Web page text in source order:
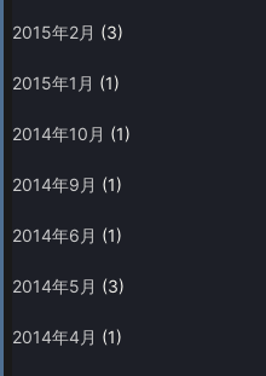
2015年2月 (3)
2015年1月 (1)
2014年10月 (1)
2014年9月 (1)
2014年6月 (1)
2014年5月 (3)
2014年4月 (1)